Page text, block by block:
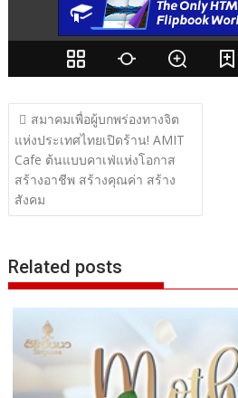
แนะแนว
เรื่อง
สมาคมเพื่อผู้บกพร่องทางจิต
แห่งประเทศไทยเปิดร้าน! AMIT
Cafe ต้นแบบคาเฟ่แห่งโอกาส
สร้างอาชีพ สร้างคุณค่า สร้าง
สังคม
Related posts